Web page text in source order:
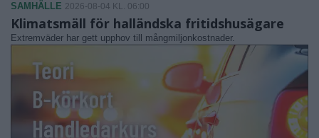
SAMHÄLLE 2026-08-04 KL. 06:00
Klimatsmäll för halländska fritidshusägare
Extremväder har gett upphov till mångmiljonkostnader.